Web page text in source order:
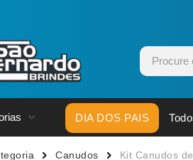
p/ Celular
Canecas
DIA DOS PAIS
Canudos Kit Canudos